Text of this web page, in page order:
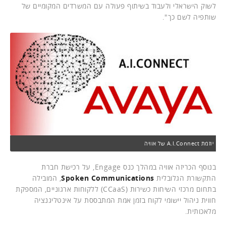
לשוק הישראלי ולעבוד בשיתוף פעולה עם המשרדים המקומיים של
שותפיה לשם כך".
יוזמת A.I.Connect של אוויה
בנוסף הכריזה אוויה במהלך כנס Engage, על רכישת חברת
התקשורת הגלובלית Spoken Communications , המובילה
בתחום מרכזי השיחות כשירות (CCaaS) ללקוחות ארגוניים, המספקת
חווית ניהול יישומי לקוח בזמן אמת המתבססת על אינטליגנציה
מלאכותית.